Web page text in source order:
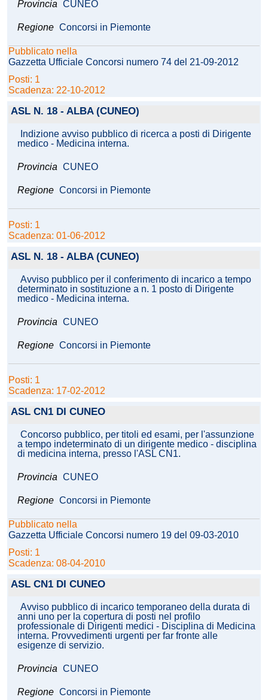
Provincia CUNEO
Regione Concorsi in Piemonte
Pubblicato nella
Gazzetta Ufficiale Concorsi numero 74 del 21-09-2012
Posti: 1
Scadenza: 22-10-2012
ASL N. 18 - ALBA (CUNEO)
Indizione avviso pubblico di ricerca a posti di Dirigente
medico - Medicina interna.
Provincia CUNEO
Regione Concorsi in Piemonte
Posti: 1
Scadenza: 01-06-2012
ASL N. 18 - ALBA (CUNEO)
Avviso pubblico per il conferimento di incarico a tempo
determinato in sostituzione a n. 1 posto di Dirigente
medico - Medicina interna.
Provincia CUNEO
Regione Concorsi in Piemonte
Posti: 1
Scadenza: 17-02-2012
ASL CN1 DI CUNEO
Concorso pubblico, per titoli ed esami, per l'assunzione
a tempo indeterminato di un dirigente medico - disciplina
di medicina interna, presso l'ASL CN1.
Provincia CUNEO
Regione Concorsi in Piemonte
Pubblicato nella
Gazzetta Ufficiale Concorsi numero 19 del 09-03-2010
Posti: 1
Scadenza: 08-04-2010
ASL CN1 DI CUNEO
Avviso pubblico di incarico temporaneo della durata di
anni uno per la copertura di posti nel profilo
professionale di Dirigenti medici - Disciplina di Medicina
interna. Provvedimenti urgenti per far fronte alle
esigenze di servizio.
Provincia CUNEO
Regione Concorsi in Piemonte